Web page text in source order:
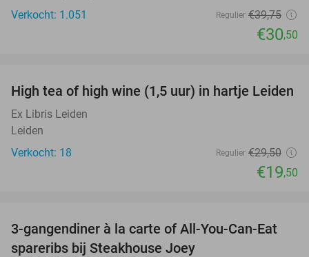
Verkocht: 1.051
Regulier €39,75
€30,50
34%
High tea of high wine (1,5 uur) in hartje Leiden
Ex Libris Leiden
Leiden
Verkocht: 18
Regulier €29,50
€19,50
32%
3-gangendiner à la carte of All-You-Can-Eat
spareribs bij Steakhouse Joey